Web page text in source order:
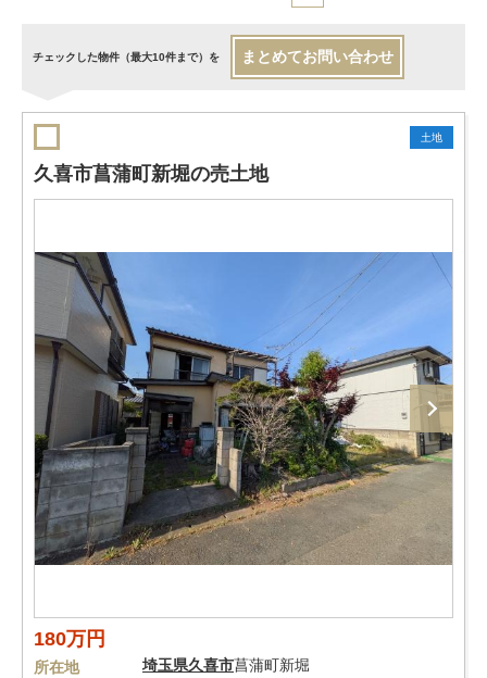
チェックした物件（最大10件まで）を まとめてお問い合わせ
土地
久喜市菖蒲町新堀の売土地
180万円
所在地 埼玉県久喜市菖蒲町新堀